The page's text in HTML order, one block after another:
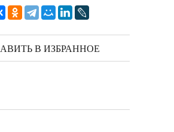
Светлана Коппел-Ковтун. Эссе из
книги ''Я думаю...
В ИЗБРАННОЕ